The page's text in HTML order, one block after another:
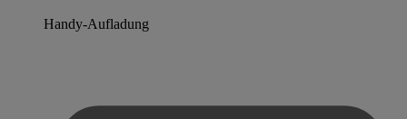
Handy-Aufladung